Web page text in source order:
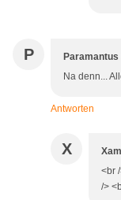
P Paramantus
Na denn...
Antworten
X
<br
/>